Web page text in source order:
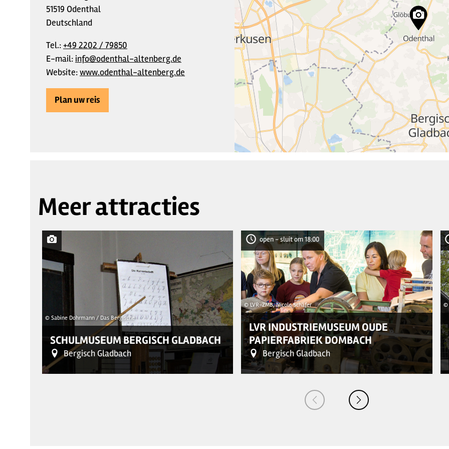
51519 Odenthal
Deutschland
Tel.:+49 2202 / 79850
E-mail: info@odenthal-altenberg.de
Website:www.odenthal-altenberg.de
Plan uw reis
9
5
5
Meer attracties
© Sabine Dohrmann / Das Bergische
SCHULMUSEUM BERGISCH GLADBACH
Bergisch Gladbach
open - sluit om 18:00
© LVR-ZMB, Nicole Schäfer
LVR INDUSTRIEMUSEUM OUDE
PAPIERFABRIEK DOMBACH
Bergisch Gladbach
©